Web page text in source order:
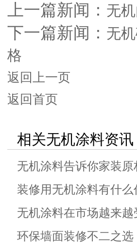
上一篇新闻： 无
下一篇新闻： 无
格
返回上一页
返回首页
相关无机涂料资讯
无机涂料告诉你家装
装修用无机涂料有什么
无机涂料在市场越来越
环保墙面装修不二之